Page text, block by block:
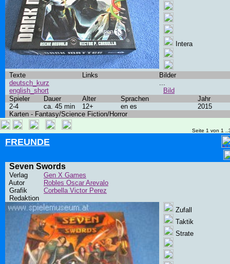
Intera
Texte Links
Bilder
deutsch_kurz
english_short
...
Bild
Spieler
Dauer Alter Sprachen
Jahr
2-4
ca. 45 min 12+ en es
2015
Karten - Fantasy/Science Fiction/Horror
Seite 1 von 1
FREUNDE
Seven Swords
Verlag
Gen X Games
Autor
Robles Oscar Arevalo
Grafik
Corbella Victor Perez
Redaktion
Zufall
Taktik
Strate